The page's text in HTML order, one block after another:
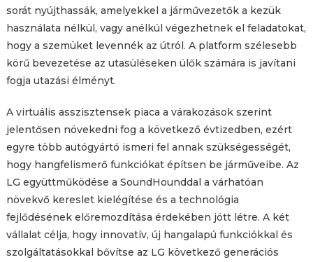
sorát nyújthassák, amelyekkel a járművezetők a kezük
használata nélkül, vagy anélkül végezhetnek el feladatokat,
hogy a szemüket levennék az útról. A platform szélesebb
körű bevezetése az utasüléseken ülők számára is javítani
fogja utazási élményt.
A virtuális asszisztensek piaca a várakozások szerint
jelentősen növekedni fog a következő évtizedben, ezért
egyre több autógyártó ismeri fel annak szükségességét,
hogy hangfelismerő funkciókat építsen be járműveibe. Az
LG együttműködése a SoundHounddal a várhatóan
növekvő kereslet kielégítése és a technológia
fejlődésének előremozdítása érdekében jött létre. A két
vállalat célja, hogy innovatív, új hangalapú funkciókkal és
szolgáltatásokkal bővítse az LG következő generációs